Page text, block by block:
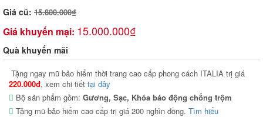
Giá cũ: 15.800.000₫
Giá khuyến mại: 15.000.000₫
Quà khuyến mãi
Tặng ngay mũ bảo hiểm thời trang cao cấp phong cách ITALIA trị giá
220.000đ, xem chi tiết tại đây
Bộ sản phẩm gồm: Gương, Sạc, Khóa báo động chống trộm
Tặng mũ bảo hiểm cao cấp trị giá 200 nghìn đồng. Tìm hiểu